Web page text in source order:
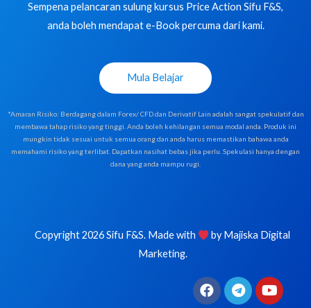
Sempena pelancaran sulung kursus Price Action Sifu F&S,
anda boleh mendapat e-Book percuma dari kami.
Mula Belajar
*Amaran Risiko: Berdagang dalam Forex/ CFD dan Derivatif Lain adalah sangat spekulatif dan
membawa tahap risiko yang tinggi. Anda boleh kehilangan semua modal anda. Produk ini
mungkin tidak sesuai untuk semua orang dan anda harus memastikan bahawa anda
memahami risiko yang terlibat. Dapatkan nasihat bebas jika perlu. Spekulasi hanya dengan
dana yang anda mampu rugi.
Copyright 2026 Sifu F&S. Made with byMajiska Digital
Marketing.
F
a
T
e
Y
o